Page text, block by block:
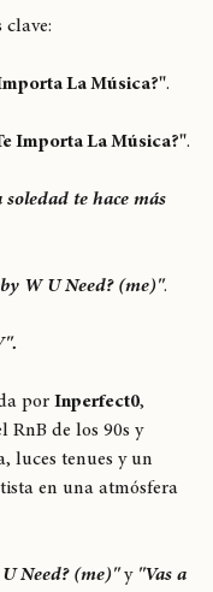
por Inperfect0,
RnB de los 90s y
luces tenues y un
en una atmósfera